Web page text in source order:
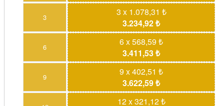
3
3 x 1.078,31 ₺
3.234,92 ₺
6
6 x 568,59 ₺
3.411,53 ₺
9
9 x 402,51 ₺
3.622,59 ₺
12 x 321,12 ₺